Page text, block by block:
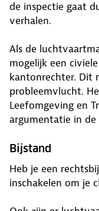
de inspectie gaat
verhalen.
Als de
mogelijk een
kantonrechter. Dit
probleemvlucht.
Leefomgeving en
argumentatie in de
Bijstand
Heb je een
inschakelen om je